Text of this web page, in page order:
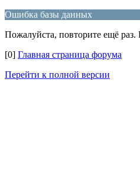
Ошибка базы данных
Пожалуйста, повторите ещё раз.
[0] Главная страница форума
Перейти к полной версии